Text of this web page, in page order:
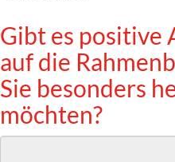
Gibt es positive
auf die
Sie besonders
möchten?